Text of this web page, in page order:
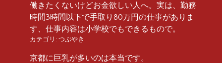
働きたくないけどお金欲しい人へ。実は、勤務
時間3時間以下で手取り80万円の仕事がありま
す、仕事内容は小学校でもできるもので。
カテゴリ: つぶやき
京都に巨乳が多いのは本当です。